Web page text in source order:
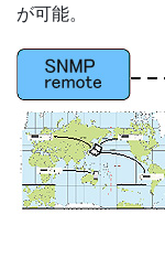
が可能。